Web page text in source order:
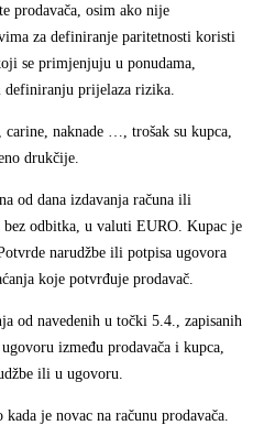
prodavača, osim ako nije
za definiranje paritetnosti koristi
se primjenjuju u ponudama,
prijelaza rizika.
naknade …, trošak su kupca,
drukčije.
od dana izdavanja računa ili
bez odbitka, u valuti EURO. Kupac je
narudžbe ili potpisa ugovora
koje potvrđuje prodavač.
od navedenih u točki 5.4., zapisanih
između prodavača i kupca,
ili u ugovoru.
je novac na računu prodavača.